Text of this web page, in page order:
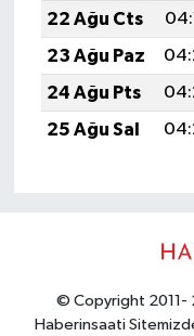
22 Ağu Cts
23 Ağu Paz
24 Ağu Pts
25 Ağu Sal
© Copyright 2011-
Haberinsaati